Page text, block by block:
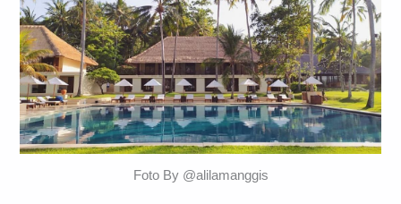
Foto By @alilamanggis